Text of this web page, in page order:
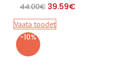
44.00€ 39.59€
Vaata toodet
-10%